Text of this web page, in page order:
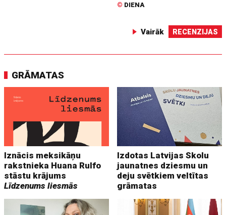
© DIENA
Vairāk RECENZIJAS
GRĀMATAS
Iznācis meksikāņu
rakstnieka Huana Rulfo
stāstu krājums
Līdzenums liesmās
Izdotas Latvijas Skolu
jaunatnes dziesmu un
deju svētkiem veltītas
grāmatas